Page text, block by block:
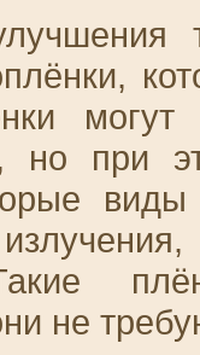
но при
не